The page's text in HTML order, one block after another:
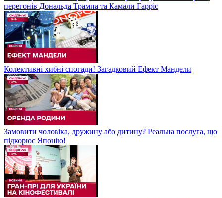
перегонів Дональда Трампа та Камали Гарріс
Колективні хибні спогади! Загадковий Ефект Мандели
Замовити чоловіка, дружину або дитину? Реальна послуга, що
підкорює Японію!